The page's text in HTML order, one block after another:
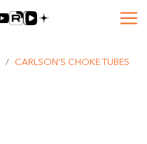
CARLSON'S CHOKE TUBES